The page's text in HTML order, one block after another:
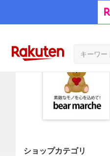
ショップカテゴリ